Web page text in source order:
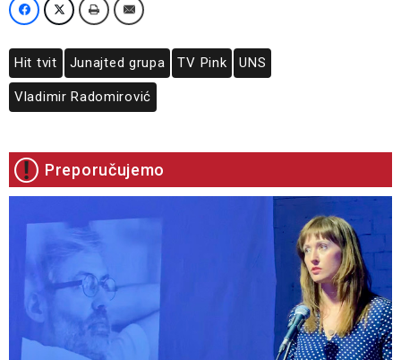
Hit tvit Junajted grupa TV Pink UNS
Vladimir Radomirović
Preporučujemo